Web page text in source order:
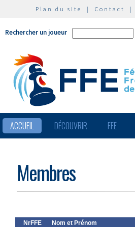
Plan du site | Contact |
Rechercher un joueur
ACCUEIL DÉCOUVRIR FFE
Membres
NrFFE Nom et Prénom